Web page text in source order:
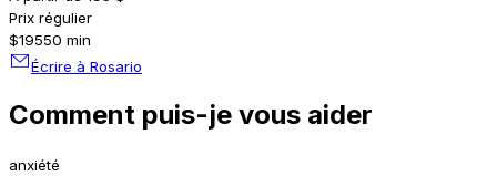
Prix régulier
$19550 min
Écrire à Rosario
Comment puis-je vous aider
anxiété